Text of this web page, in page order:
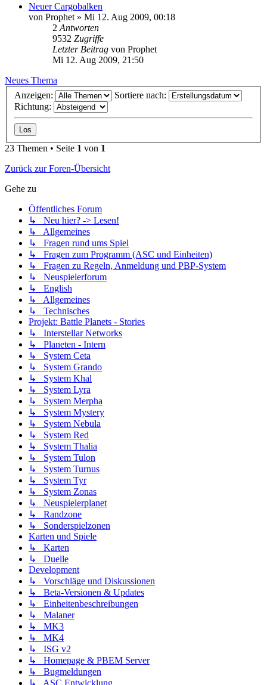
Neuer Cargobalken
von Prophet » Mi 12. Aug 2009, 00:18
2 Antworten
9532 Zugriffe
Letzter Beitrag von Prophet
Mi 12. Aug 2009, 21:50
Neues Thema
Anzeigen:
Sortiere nach:
Richtung:
23 Themen • Seite 1 von 1
Zurück zur Foren-Übersicht
Gehe zu
Öffentliches Forum
↳ Neu hier? -> Lesen!
↳ Allgemeines
↳ Fragen rund ums Spiel
↳ Fragen zum Programm (ASC und Einheiten)
↳ Fragen zu Regeln, Anmeldung und PBP-System
↳ Neuspielerforum
↳ English
↳ Allgemeines
↳ Technisches
Projekt: Battle Planets - Stories
↳ Interstellar Networks
↳ Planeten - Intern
↳ System Ceta
↳ System Grando
↳ System Khal
↳ System Lyra
↳ System Merpha
↳ System Mystery
↳ System Nebula
↳ System Red
↳ System Thalia
↳ System Tulon
↳ System Turnus
↳ System Tyr
↳ System Zonas
↳ Neuspielerplanet
↳ Randzone
↳ Sonderspielzonen
Karten und Spiele
↳ Karten
↳ Duelle
Development
↳ Vorschläge und Diskussionen
↳ Beta-Versionen & Updates
↳ Einheitenbeschreibungen
↳ Malaner
↳ MK3
↳ MK4
↳ ISG v2
↳ Homepage & PBEM Server
↳ Bugmeldungen